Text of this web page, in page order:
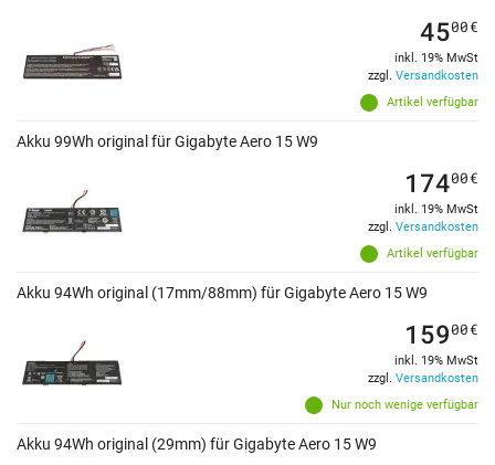
Artikel verfügbar
4500€
inkl. 19% MwSt
zzgl. Versandkosten
Akku 99Wh original für Gigabyte Aero 15 W9
Artikel verfügbar
17400€
inkl. 19% MwSt
zzgl. Versandkosten
Akku 94Wh original (17mm/88mm) für Gigabyte Aero 15 W9
Nur noch wenige verfügbar
15900€
inkl. 19% MwSt
zzgl. Versandkosten
Akku 94Wh original (29mm) für Gigabyte Aero 15 W9